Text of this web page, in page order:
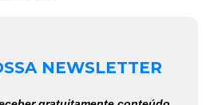
NEWSLETTER